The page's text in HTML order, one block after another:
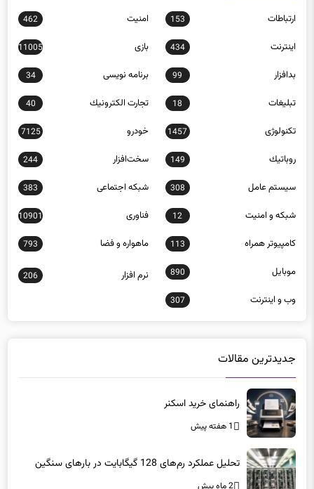
ارتباطات 153 امنيت 462
اينترنت 434 بازی 11005
بدافزار 99 برنامه نويسی 34
تبلیغات 18 تجارت الكترونيك 40
تکنولوژی 1457 خودرو 7125
روباتيك 149 سخت‌افزار 244
سيستم عامل 308 شبكه اجتماعی 383
شبكه و امنيت 12 فناوری 10901
كامپيوتر همراه 113 ماهواره و فضا 793
موبايل 890 نرم افزار 206
وب و اينترنت 307
جدیدترین مقالات
راهنمای خرید اسکنر
1 هفته پیش
تحلیل عملکرد رم‌های 128 گیگابایت در بارهای سنگین
2 ماه پیش